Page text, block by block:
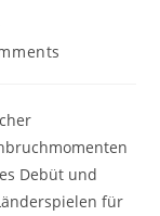
Debüt und
für